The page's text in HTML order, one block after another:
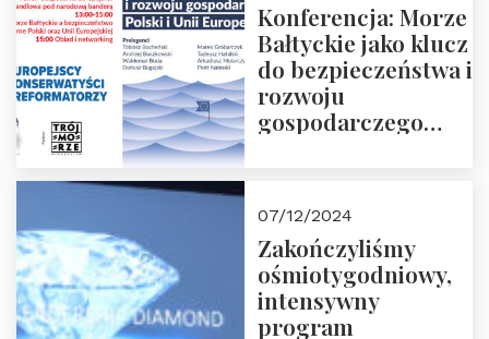
Konferencja: Morze
Bałtyckie jako klucz
do bezpieczeństwa i
rozwoju
gospodarczego
ZAPRASZAMY
07/12/2024
Zakończyliśmy
ośmiotygodniowy,
intensywny
program